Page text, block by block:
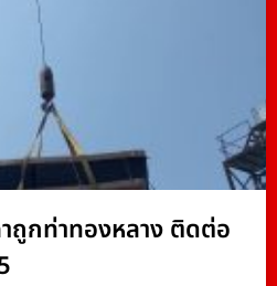
ถูกท่าทองหลาง ติดต่อ